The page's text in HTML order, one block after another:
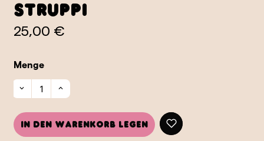
Struppi
25,00 €
Menge
In den Warenkorb legen